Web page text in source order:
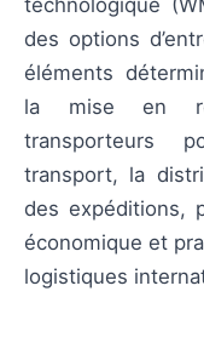
technologique
des options
éléments
la mise en
transporteurs
transport, la
des expéditions,
économique et
logistiques